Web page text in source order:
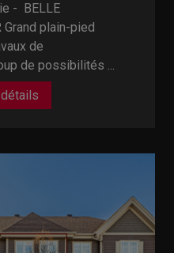
- BELLE
Grand plain-pied
de
de possibilités ...